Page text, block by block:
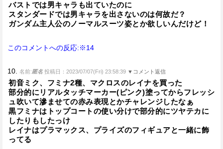
バストでは男キャラも出ていたのに
スタンダードでは男キャラを出さないのは何故だ？
ガンダム主人公のノーマルスーツ姿とか欲しいんだけど！
このコメントへの反応:※14
10. 名前:匿名 投稿日：2023/07/07(Fri) 23:58:39 ▼コメント返信
初音ミク、フミナ2種、マクロスのレイナを買った
部分的にリアルタッチマーカー(ピンク)塗ってからフレッシ
ュ吹いて滲ませての赤み表現とかチャレンジしたなぁ
黒フミナはトップコートの使い分けで部分的にツヤテカに
したりもしたっけ
レイナはプラマックス、プライズのフィギュアと一緒に飾
ってる